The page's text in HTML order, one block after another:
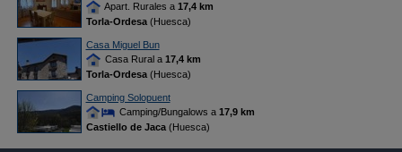
Apart. Rurales a 17,4 km
Torla-Ordesa(Huesca)
Casa Miguel Bun
Casa Rural a 17,4 km
Torla-Ordesa(Huesca)
Camping Solopuent
Camping/Bungalows a 17,9 km
Castiello de Jaca(Huesca)